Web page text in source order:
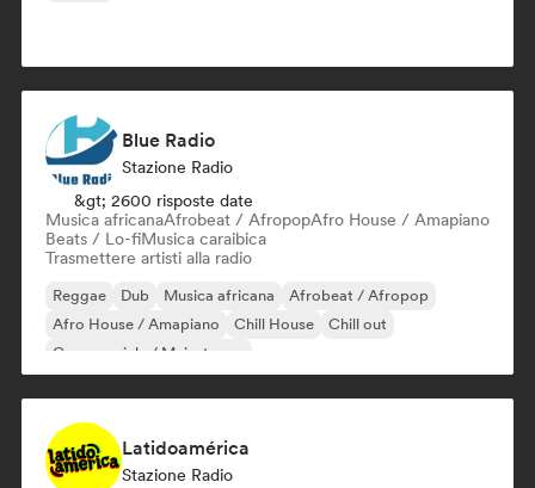
Blue Radio
Stazione Radio
&gt; 2600 risposte date
Musica africanaAfrobeat / AfropopAfro House / Amapiano
Beats / Lo-fiMusica caraibica
Trasmettere artisti alla radio
Reggae Dub Musica africana
Afrobeat / Afropop
Afro House / Amapiano
Chill House
Chill out
Commerciale / Mainstream
Latidoamérica
Stazione Radio